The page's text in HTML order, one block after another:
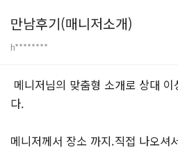
만남후기(매니저소개)
h********
본문
메니저님의 맞춤형 소개로 상대
다.
메니저께서 장소 까지.직접 나오셔